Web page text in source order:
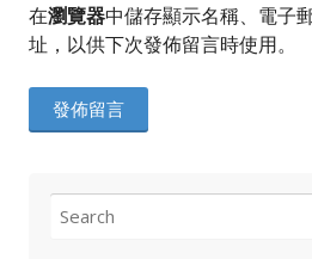
在瀏覽器中儲存顯示名稱、電子
址，以供下次發佈留言時使用。
for: